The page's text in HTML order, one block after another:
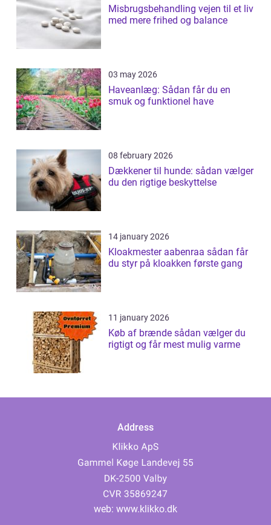
Misbrugsbehandling vejen til et liv
med mere frihed og balance
03 may 2026
Haveanlæg: Sådan får du en
smuk og funktionel have
08 february 2026
Dækkener til hunde: sådan vælger
du den rigtige beskyttelse
14 january 2026
Kloakmester aabenraa sådan får
du styr på kloakken første gang
11 january 2026
Køb af brænde sådan vælger du
rigtigt og får mest mulig varme
Address
web: www.klikko.dk